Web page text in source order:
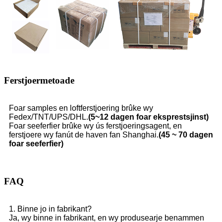
Ferstjoermetoade
Foar samples en loftferstjoering brûke wy
Fedex/TNT/UPS/DHL.(5~12 dagen foar eksprestsjinst)
Foar seeferfier brûke wy ús ferstjoeringsagent, en
ferstjoere wy fanút de haven fan Shanghai.(45 ~ 70 dagen
foar seeferfier)
FAQ
1. Binne jo in fabrikant?
Ja, wy binne in fabrikant, en wy produsearje benammen